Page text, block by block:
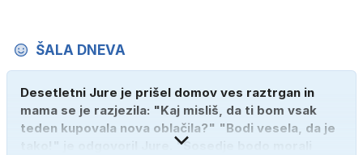
ŠALA DNEVA
Desetletni Jure je prišel domov ves raztrgan in
mama se je razjezila: "Kaj misliš, da ti bom vsak
teden kupovala nova oblačila?" "Bodi vesela, da je
tako!" je odgovoril Jure. "Sosedje bodo morali